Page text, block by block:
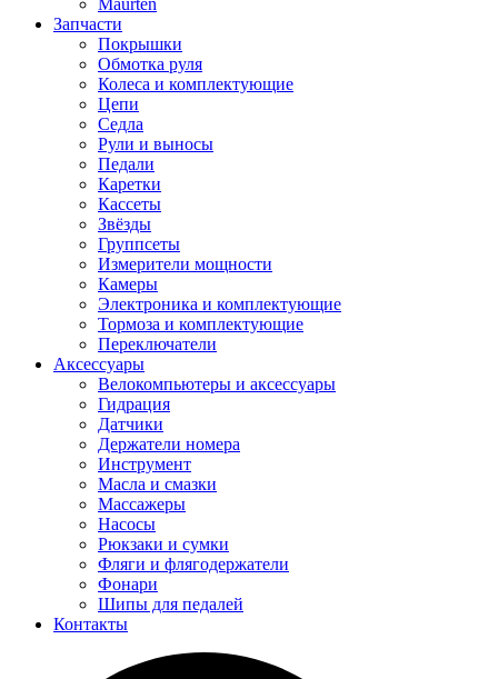
Maurten
Запчасти
Покрышки
Обмотка руля
Колеса и комплектующие
Цепи
Седла
Рули и выносы
Педали
Каретки
Кассеты
Звёзды
Группсеты
Измерители мощности
Камеры
Электроника и комплектующие
Тормоза и комплектующие
Переключатели
Аксессуары
Велокомпьютеры и аксессуары
Гидрация
Датчики
Держатели номера
Инструмент
Масла и смазки
Массажеры
Насосы
Рюкзаки и сумки
Фляги и флягодержатели
Фонари
Шипы для педалей
Контакты